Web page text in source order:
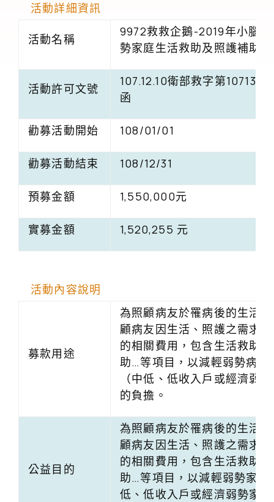
活動詳細資訊
活動名稱
9972救救企鵝-2019年小腦
勢家庭生活救助及照護補助
活動許可文號
107.12.10衛部救字第
函
勸募活動開始 108/01/01
勸募活動結束 108/12/31
預募金額 1,550,000元
實募金額 1,520,255 元
活動內容說明
募款用途
為照顧病友於罹病後的生活
顧病友因生活、照護之需求
的相關費用，包含生活救助
助…等項目，以減輕弱勢病友
（中低、低收入戶或經濟弱
的負擔。
公益目的
為照顧病友於罹病後的生活
顧病友因生活、照護之需求
的相關費用，包含生活救助
助…等項目，以減輕弱勢家庭
低、低收入戶或經濟弱勢家